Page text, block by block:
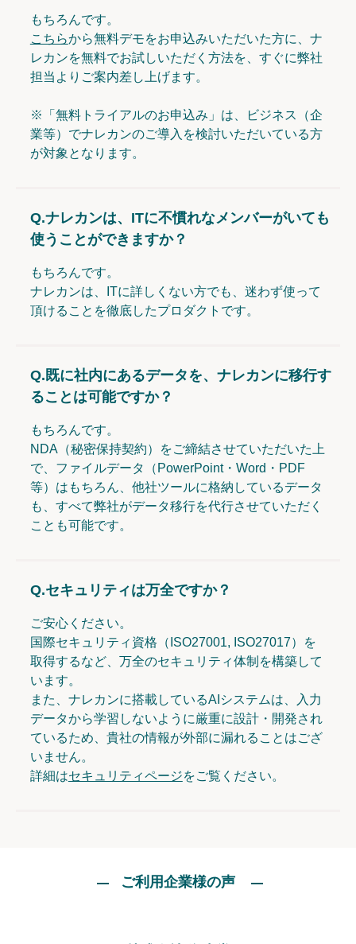
もちろんです。
こちらから無料デモをお申込みいただいた方に、ナ
レカンを無料でお試しいただく方法を、すぐに弊社
担当よりご案内差し上げます。
※「無料トライアルのお申込み」は、ビジネス（企
業等）でナレカンのご導入を検討いただいている方
が対象となります。
Q.ナレカンは、ITに不慣れなメンバーがいても
使うことができますか？
もちろんです。
ナレカンは、ITに詳しくない方でも、迷わず使って
頂けることを徹底したプロダクトです。
Q.既に社内にあるデータを、ナレカンに移行す
ることは可能ですか？
もちろんです。
NDA（秘密保持契約）をご締結させていただいた上
で、ファイルデータ（PowerPoint・Word・PDF
等）はもちろん、他社ツールに格納しているデータ
も、すべて弊社がデータ移行を代行させていただく
ことも可能です。
Q.セキュリティは万全ですか？
ご安心ください。
国際セキュリティ資格（ISO27001, ISO27017）を
取得するなど、万全のセキュリティ体制を構築して
います。
また、ナレカンに搭載しているAIシステムは、入力
データから学習しないように厳重に設計・開発され
ているため、貴社の情報が外部に漏れることはござ
いません。
詳細はセキュリティページをご覧ください。
ご利用企業様の声